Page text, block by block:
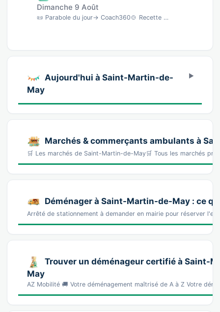
Dimanche 9 Août
📜 Parabole du jour→ Coach360🍲 Recette du jour→ BNC🎵 Morceau du jour→ musique🎨 Aquarell…
Aujourd'hui à Saint-Martin-de-
May
Marchés & commerçants ambulants à
🛒 Les marchés de Saint-Martin-de-May🛒 Tous les marchés
Déménager à Saint-Martin-de-May : ce
Arrêté de stationnement à demander en mairie pour réserver
Trouver un déménageur certifié à Saint-
May
AZ Mobilité 🚚 Votre déménagement maîtrisé de A à Z Votre